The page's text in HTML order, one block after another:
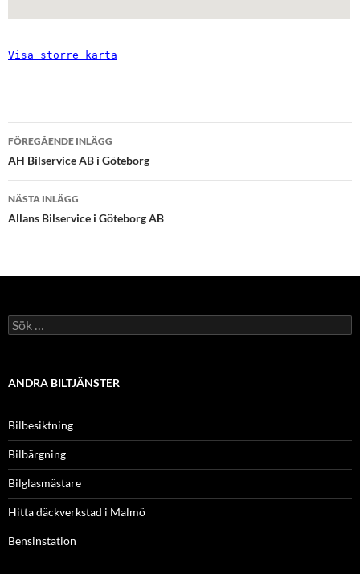
Visa större karta
Inläggsnavigering
FÖREGÅENDE INLÄGG
AH Bilservice AB i Göteborg
NÄSTA INLÄGG
Allans Bilservice i Göteborg AB
Sök
efter:
ANDRA BILTJÄNSTER
Bilbesiktning
Bilbärgning
Bilglasmästare
Hitta däckverkstad i Malmö
Bensinstation